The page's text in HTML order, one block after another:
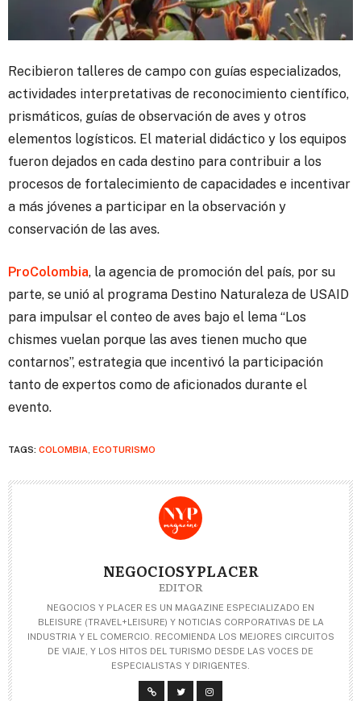
Recibieron talleres de campo con guías especializados,
actividades interpretativas de reconocimiento científico,
prismáticos, guías de observación de aves y otros
elementos logísticos. El material didáctico y los equipos
fueron dejados en cada destino para contribuir a los
procesos de fortalecimiento de capacidades e incentivar
a más jóvenes a participar en la observación y
conservación de las aves.
ProColombia, la agencia de promoción del país, por su
parte, se unió al programa Destino Naturaleza de USAID
para impulsar el conteo de aves bajo el lema “Los
chismes vuelan porque las aves tienen mucho que
contarnos”, estrategia que incentivó la participación
tanto de expertos como de aficionados durante el
evento.
TAGS: COLOMBIA ECOTURISMO
NEGOCIOSYPLACER
EDITOR
NEGOCIOS Y PLACER ES UN MAGAZINE ESPECIALIZADO EN
BLEISURE (TRAVEL+LEISURE) Y NOTICIAS CORPORATIVAS DE LA
INDUSTRIA Y EL COMERCIO. RECOMIENDA LOS MEJORES CIRCUITOS
DE VIAJE, Y LOS HITOS DEL TURISMO DESDE LAS VOCES DE
ESPECIALISTAS Y DIRIGENTES.